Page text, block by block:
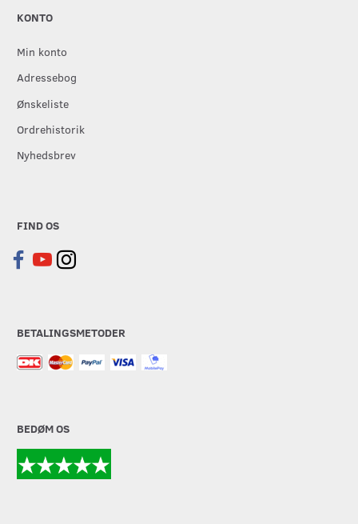
KONTO
Min konto
Adressebog
Ønskeliste
Ordrehistorik
Nyhedsbrev
FIND OS
BETALINGSMETODER
BEDØM OS